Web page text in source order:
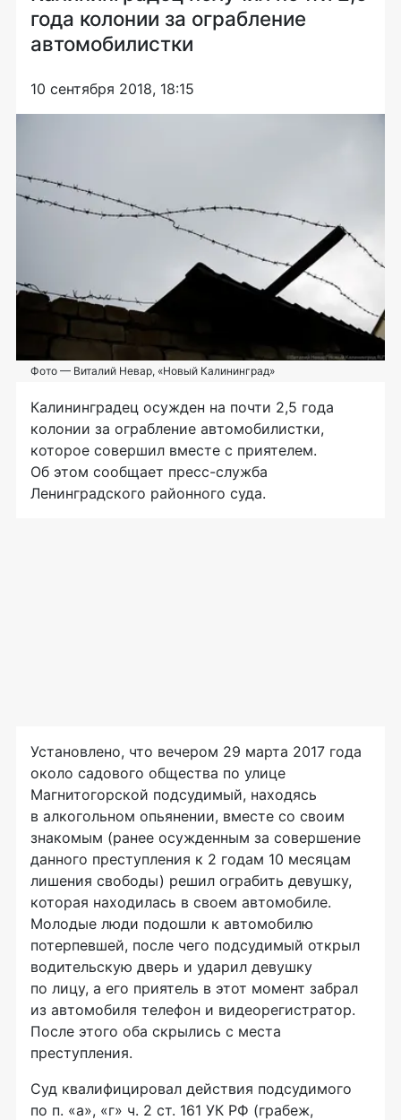
года колонии за ограбление
автомобилистки
10 сентября 2018, 18:15
Фото — Виталий Невар, «Новый Калининград»
Калининградец осужден на почти 2,5 года
колонии за ограбление автомобилистки,
которое совершил вместе с приятелем.
Об этом сообщает пресс-служба
Ленинградского районного суда.
Установлено, что вечером 29 марта 2017 года
около садового общества по улице
Магнитогорской подсудимый, находясь
в алкогольном опьянении, вместе со своим
знакомым (ранее осужденным за совершение
данного преступления к 2 годам 10 месяцам
лишения свободы) решил ограбить девушку,
которая находилась в своем автомобиле.
Молодые люди подошли к автомобилю
потерпевшей, после чего подсудимый открыл
водительскую дверь и ударил девушку
по лицу, а его приятель в этот момент забрал
из автомобиля телефон и видеорегистратор.
После этого оба скрылись с места
преступления.
Суд квалифицировал действия подсудимого
по п. «а», «г» ч. 2 ст. 161 УК РФ (грабеж,